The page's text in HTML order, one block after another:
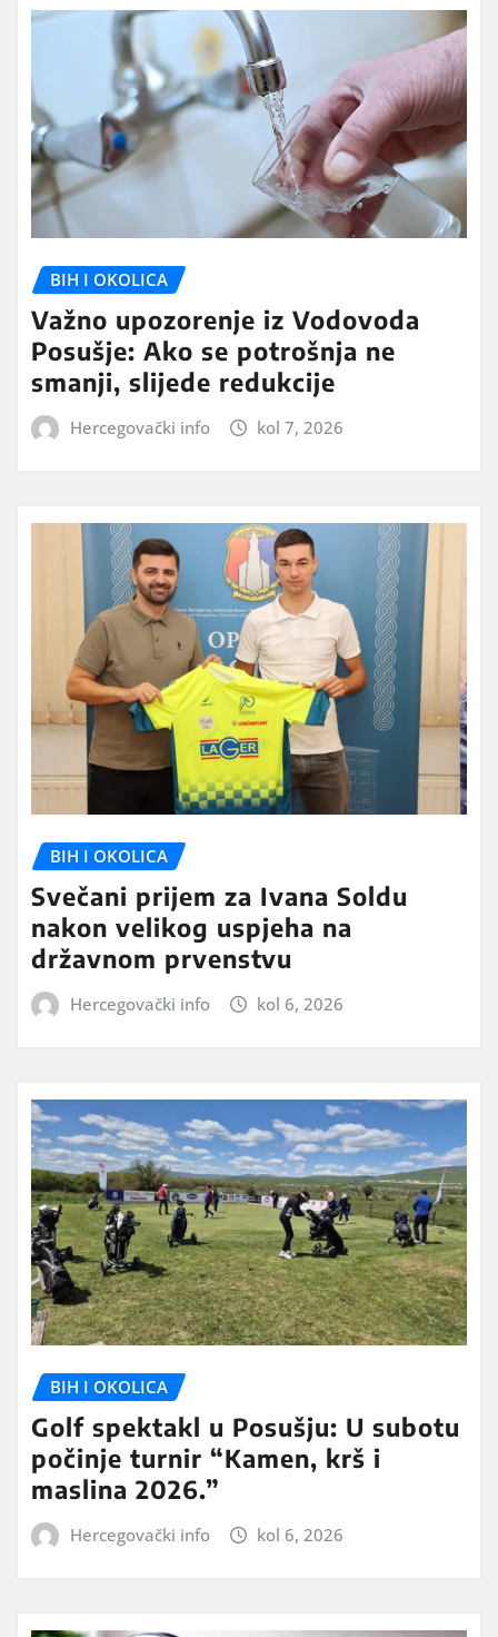
BIH I OKOLICA
Važno upozorenje iz Vodovoda
Posušje: Ako se potrošnja ne
smanji, slijede redukcije
Hercegovački info kol 7, 2026
BIH I OKOLICA
Svečani prijem za Ivana Soldu
nakon velikog uspjeha na
državnom prvenstvu
Hercegovački info kol 6, 2026
BIH I OKOLICA
Golf spektakl u Posušju: U subotu
počinje turnir “Kamen, krš i
maslina 2026.”
Hercegovački info kol 6, 2026